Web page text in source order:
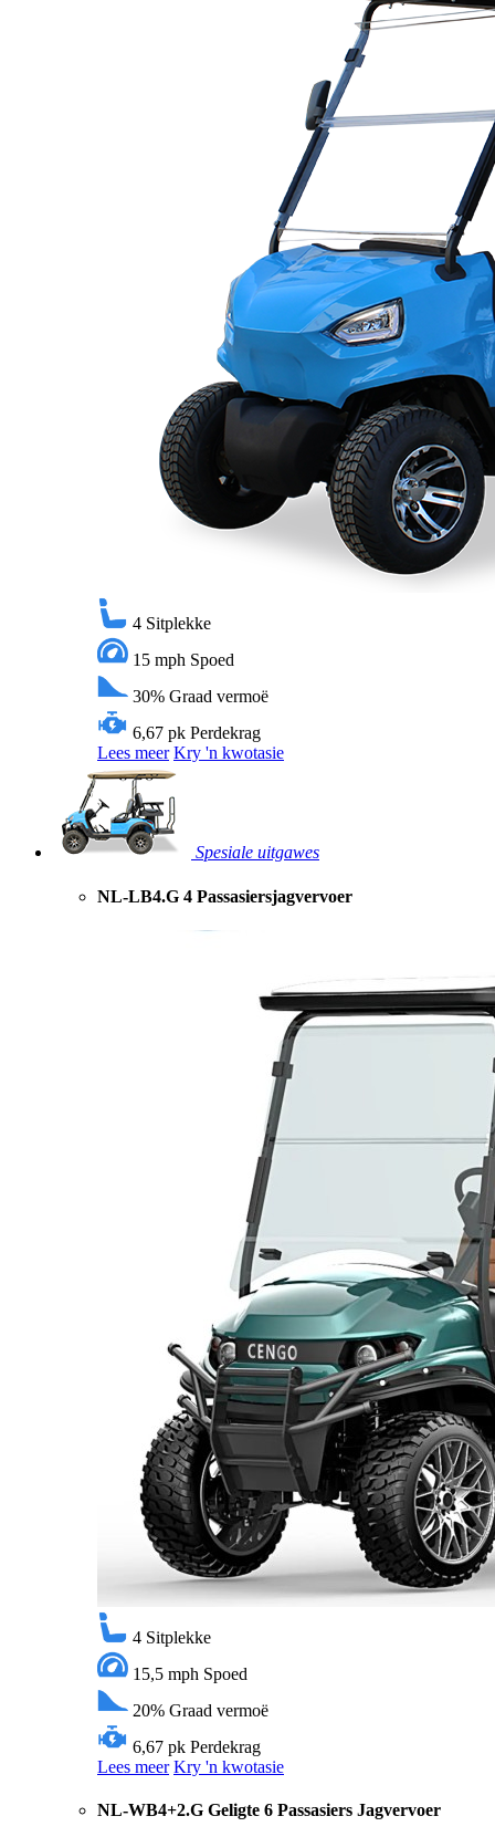
4 Sitplekke
15 mph Spoed
30% Graad vermoë
6,67 pk Perdekrag
Lees meer Kry 'n kwotasie
Spesiale uitgawes
NL-LB4.G 4 Passasiersjagvervoer
4 Sitplekke
15,5 mph Spoed
20% Graad vermoë
6,67 pk Perdekrag
Lees meer Kry 'n kwotasie
NL-WB4+2.G Geligte 6 Passasiers Jagvervoer